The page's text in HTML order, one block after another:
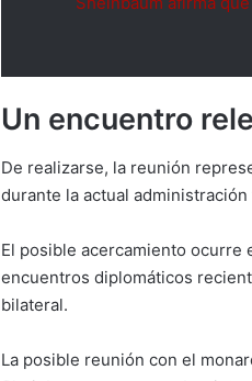
Un encuentro
De realizarse, la reunión
durante la actual administración
El posible acercamiento ocurre
encuentros diplomáticos
bilateral.
La posible reunión con el